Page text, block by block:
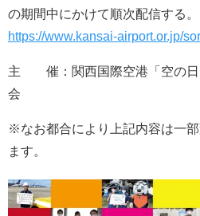
の期間中にかけて順次配信する。
https://www.kansai-airport.or.jp/
主 催：関西国際空港「空の日
会
※なお都合により上記内容は⼀
ます。